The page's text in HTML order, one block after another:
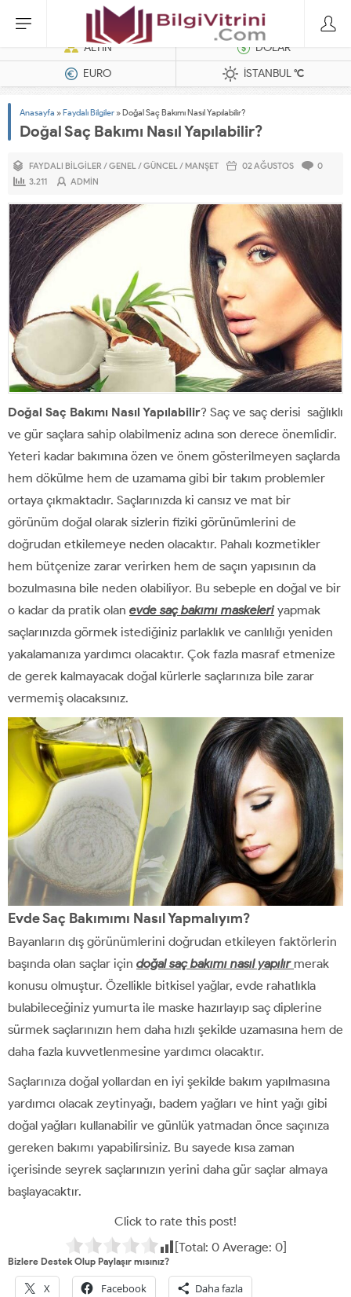
Dizel Jeneratörler
ALTIN
DOLAR
EURO
İSTANBUL°C
Anasayfa »Faydalı Bilgiler »Doğal Saç Bakımı Nasıl Yapılabilir?
Doğal Saç Bakımı Nasıl Yapılabilir?
FAYDALI BILGILER /GENEL/GÜNCEL/ MANŞET 02 AĞUSTOS
0
3.211
ADMIN
Doğal Saç Bakımı Nasıl Yapılabilir? Saç ve saç derisi sağlıklı
ve gür saçlara sahip olabilmeniz adına son derece önemlidir.
Yeteri kadar bakımına özen ve önem gösterilmeyen saçlarda
hem dökülme hem de uzamama gibi bir takım problemler
ortaya çıkmaktadır. Saçlarınızda ki cansız ve mat bir
görünüm doğal olarak sizlerin fiziki görünümlerini de
doğrudan etkilemeye neden olacaktır. Pahalı kozmetikler
hem bütçenize zarar verirken hem de saçın yapısının da
bozulmasına bile neden olabiliyor. Bu sebeple en doğal ve bir
o kadar da pratik olan evde saç bakımı maskeleriyapmak
saçlarınızda görmek istediğiniz parlaklık ve canlılığı yeniden
yakalamanıza yardımcı olacaktır. Çok fazla masraf etmenize
de gerek kalmayacak doğal kürlerle saçlarınıza bile zarar
vermemiş olacaksınız.
Evde Saç Bakımımı Nasıl Yapmalıyım?
Bayanların dış görünümlerini doğrudan etkileyen faktörlerin
başında olan saçlar için doğal saç bakımı nasıl yapılır merak
konusu olmuştur. Özellikle bitkisel yağlar, evde rahatlıkla
bulabileceğiniz yumurta ile maske hazırlayıp saç diplerine
sürmek saçlarınızın hem daha hızlı şekilde uzamasına hem de
daha fazla kuvvetlenmesine yardımcı olacaktır.
Saçlarınıza doğal yollardan en iyi şekilde bakım yapılmasına
yardımcı olacak zeytinyağı, badem yağları ve hint yağı gibi
doğal yağları kullanabilir ve günlük yatmadan önce saçınıza
gereken bakımı yapabilirsiniz. Bu sayede kısa zaman
içerisinde seyrek saçlarınızın yerini daha gür saçlar almaya
başlayacaktır.
Click to rate this post!
[Total: 0Average: 0]
Bizlere Destek Olup Paylaşır mısınız?
X Facebook Daha fazla